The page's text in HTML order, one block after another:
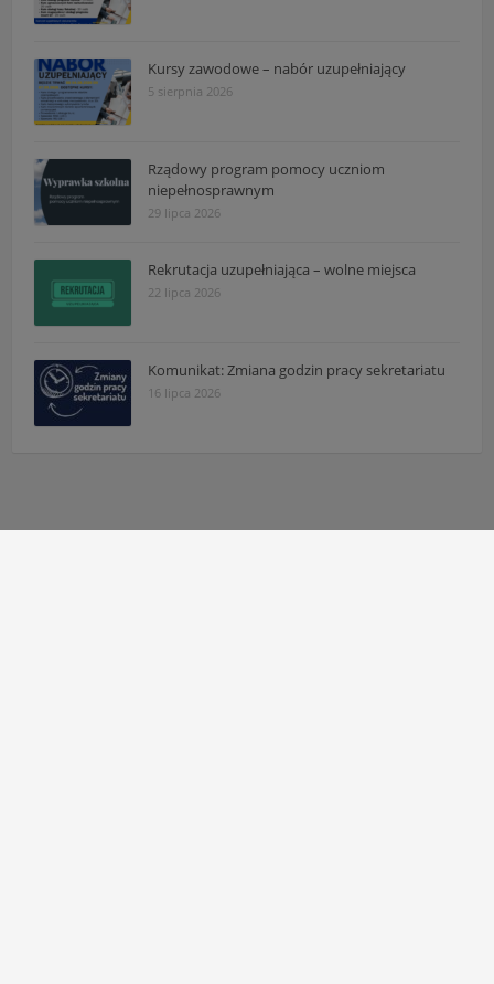
Kursy zawodowe – nabór uzupełniający
5 sierpnia 2026
Rządowy program pomocy uczniom
niepełnosprawnym
29 lipca 2026
Rekrutacja uzupełniająca – wolne miejsca
22 lipca 2026
Komunikat: Zmiana godzin pracy sekretariatu
16 lipca 2026